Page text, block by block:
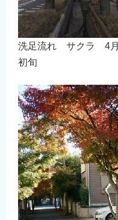
洗足流れ サクラ 4月
初旬